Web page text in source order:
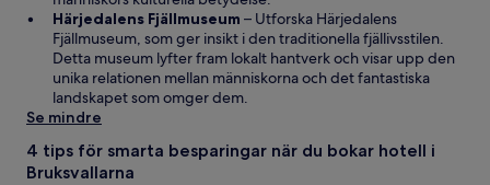
e
r
f
ö
n
s
t
t
n
y
t
ö
a
s
i
e
t
y
Härjedalens Fjällmuseum Ö
p
p
n
a
e
– Utforska Härjedalens
Fjällmuseum, som ger insikt i den traditionella fjällivsstilen.
Detta museum lyfter fram lokalt hantverk och visar upp den
unika relationen mellan människorna och det fantastiska
landskapet som omger dem.
Se mindre
4 tips för smarta besparingar när du bokar hotell i
Bruksvallarna